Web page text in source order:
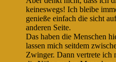
keineswegs! Ich bleibe
genieße einfach die sicht
anderen Seite.
Das haben die Menschen
lassen mich seitdem
Zwinger. Dann vertrete ich